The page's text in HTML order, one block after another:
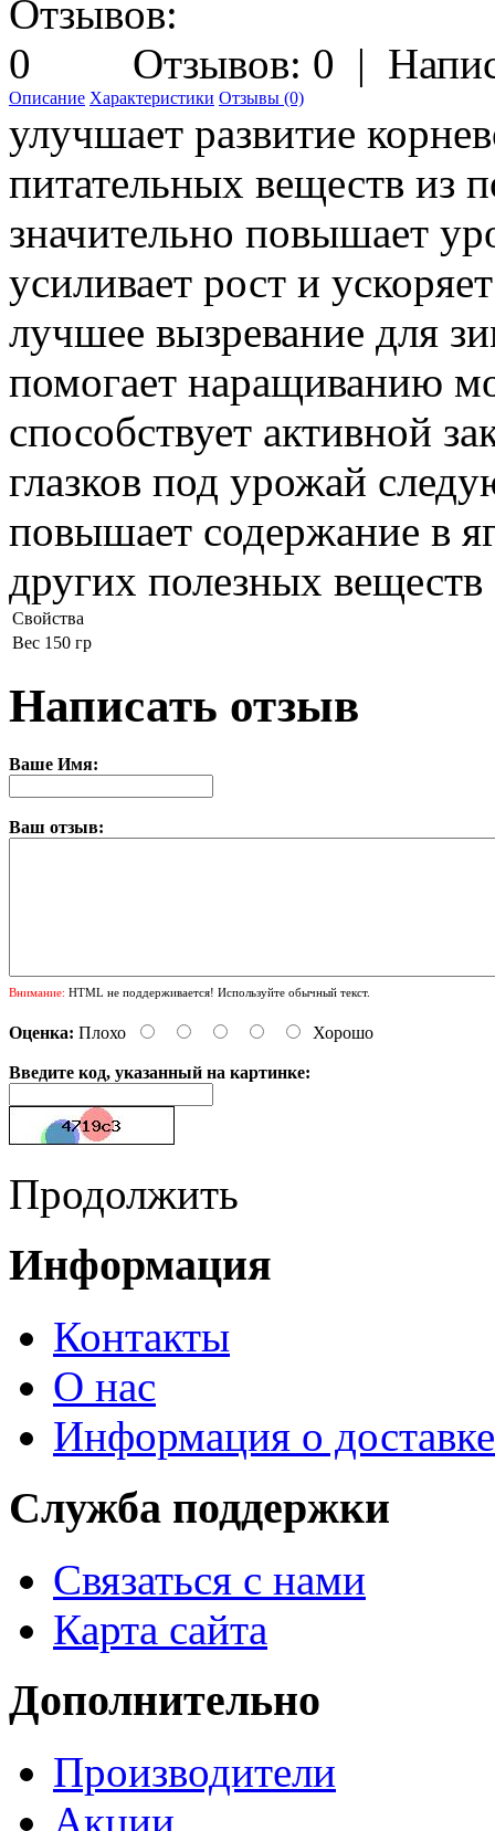
Отзывов: 0 |
Описание Характеристики Отзывы (0)
улучшает развитие
питательных веществ из
значительно повышает
усиливает рост и
лучшее вызревание для
помогает наращиванию
способствует активной
глазков под урожай
повышает содержание в
других полезных веществ
Свойства
Вес 150 гр
Написать отзыв
Ваше Имя:
Ваш отзыв:
Внимание: HTML не поддерживается! Используйте обычный текст.
Оценка: Плохо Хорошо
Введите код, указанный на картинке:
Продолжить
Информация
Контакты
О нас
Информация о доставке
Служба поддержки
Связаться с нами
Карта сайта
Дополнительно
Производители